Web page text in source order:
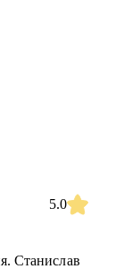
5.0
Станислав